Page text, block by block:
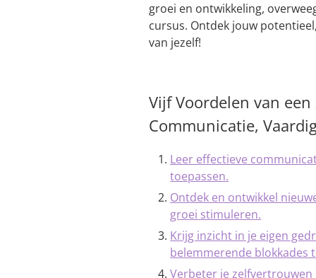
groei en ontwikkeling,
cursus. Ontdek jouw
van jezelf!
Vijf Voordelen van
Communicatie,
Leer effectieve
toepassen.
Ontdek en ontwikkel
groei stimuleren.
Krijg inzicht in je eigen
belemmerende blokkades
Verbeter je